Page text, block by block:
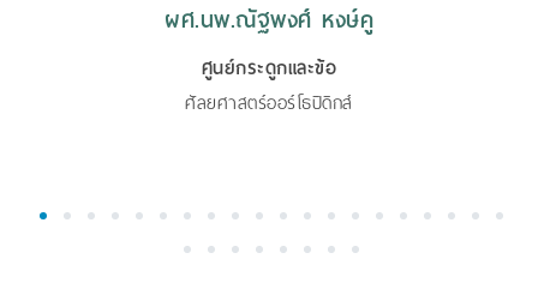
ผศ.นพ.ณัฐพงศ์ หงษ์คู
ศูนย์กระดูกและข้อ
ศัลยศาสตร์ออร์โธปิดิกส์
1 2 3 4 5 6 7 8 9 10 11 12 13 14 15 16 17 18 19 20
21 22 23 24 25 26 27 28